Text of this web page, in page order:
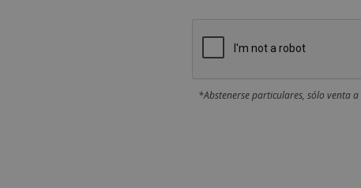
*Abstenerse particulares, sólo venta